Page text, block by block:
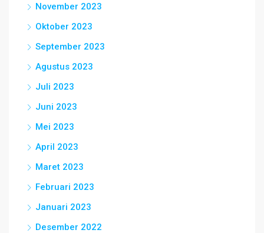
November 2023
Oktober 2023
September 2023
Agustus 2023
Juli 2023
Juni 2023
Mei 2023
April 2023
Maret 2023
Februari 2023
Januari 2023
Desember 2022